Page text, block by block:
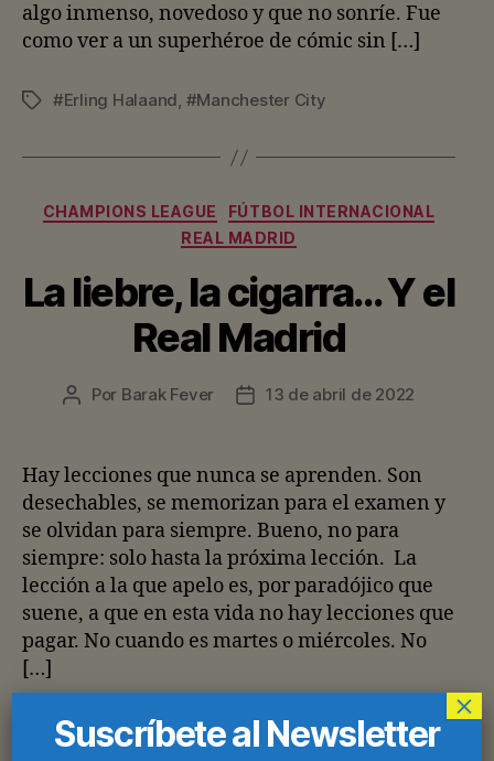
algo inmenso, novedoso y que no sonríe. Fue
como ver a un superhéroe de cómic sin […]
Etiquetas
#Erling Halaand, #Manchester City
Categorías
CHAMPIONS LEAGUE
FÚTBOL INTERNACIONAL
REAL MADRID
La liebre, la cigarra… Y el
Real Madrid
Autor
entrada
Por Barak Fever
Fecha
entrada
13 de abril de 2022
Hay lecciones que nunca se aprenden. Son
desechables, se memorizan para el examen y
se olvidan para siempre. Bueno, no para
siempre: solo hasta la próxima lección. La
lección a la que apelo es, por paradójico que
suene, a que en esta vida no hay lecciones que
pagar. No cuando es martes o miércoles. No
[…]
Suscríbete al Newsletter
×